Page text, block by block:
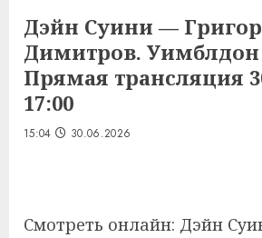
Дэйн Суини — Григор
Димитров. Уимблдон
Прямая трансляция
17:00
15:04 30.06.2026
Смотреть онлайн: Дэйн